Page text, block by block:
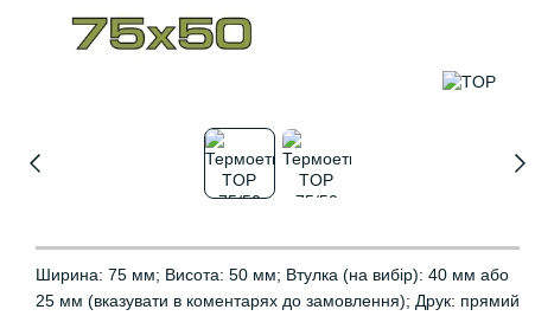
Ширина: 75 мм; Висота: 50 мм; Втулка (на вибір): 40 мм або
25 мм (вказувати в коментарях до замовлення); Друк: прямий